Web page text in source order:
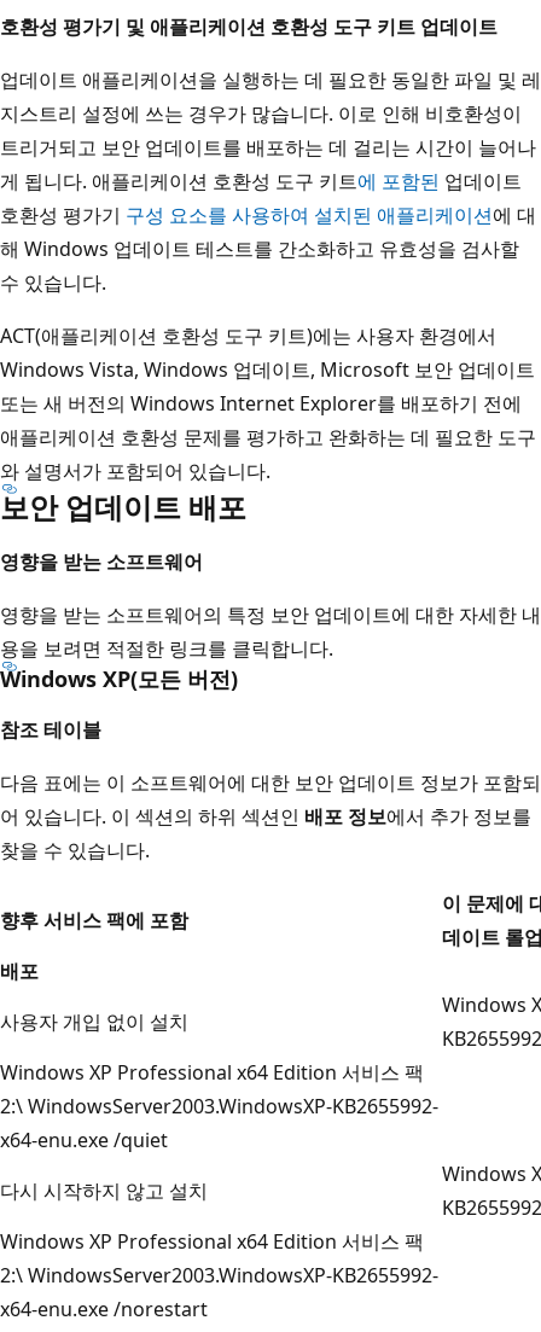
호환성 평가기 및 애플리케이션 호환성 도구 키트 업데이트
업데이트 애플리케이션을 실행하는 데 필요한 동일한 파일 및 레
지스트리 설정에 쓰는 경우가 많습니다. 이로 인해 비호환성이
트리거되고 보안 업데이트를 배포하는 데 걸리는 시간이 늘어나
게 됩니다. 애플리케이션 호환성 도구 키트에 포함된 업데이트
호환성 평가기 구성 요소를 사용하여 설치된 애플리케이션에 대
해 Windows 업데이트 테스트를 간소화하고 유효성을 검사할
수 있습니다.
ACT(애플리케이션 호환성 도구 키트)에는 사용자 환경에서
Windows Vista, Windows 업데이트, Microsoft 보안 업데이트
또는 새 버전의 Windows Internet Explorer를 배포하기 전에
애플리케이션 호환성 문제를 평가하고 완화하는 데 필요한 도구
와 설명서가 포함되어 있습니다.
보안 업데이트 배포
영향을 받는 소프트웨어
영향을 받는 소프트웨어의 특정 보안 업데이트에 대한 자세한 내
용을 보려면 적절한 링크를 클릭합니다.
Windows XP(모든 버전)
참조 테이블
다음 표에는 이 소프트웨어에 대한 보안 업데이트 정보가 포함되
어 있습니다. 이 섹션의 하위 섹션인 배포 정보에서 추가 정보를
찾을 수 있습니다.
향후 서비스 팩에 포함
이 문제에
데이트 롤
배포
사용자 개입 없이 설치
Windows
Windows XP Professional x64 Edition 서비스 팩
2:\ WindowsServer2003.WindowsXP-KB2655992-
x64-enu.exe /quiet
다시 시작하지 않고 설치
Windows
Windows XP Professional x64 Edition 서비스 팩
2:\ WindowsServer2003.WindowsXP-KB2655992-
x64-enu.exe /norestart